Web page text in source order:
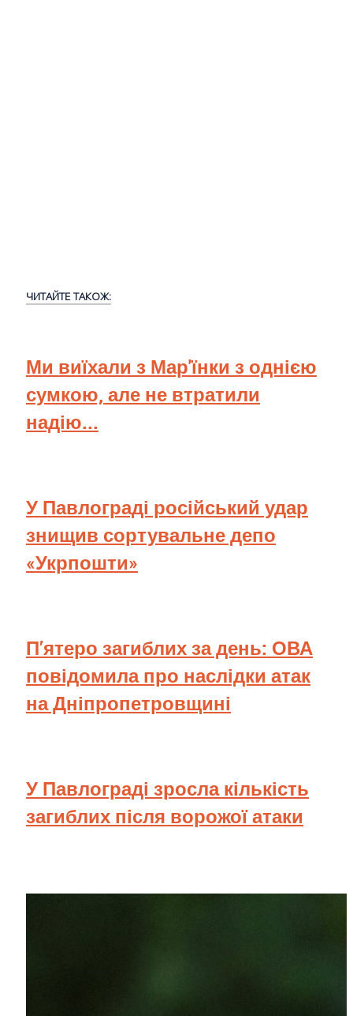
ЧИТАЙТЕ ТАКОЖ:
Ми виїхали з Мар'їнки з однією
сумкою, але не втратили
надію...
У Павлограді російський удар
знищив сортувальне депо
«Укрпошти»
П’ятеро загиблих за день: ОВА
повідомила про наслідки атак
на Дніпропетровщині
У Павлограді зросла кількість
загиблих після ворожої атаки